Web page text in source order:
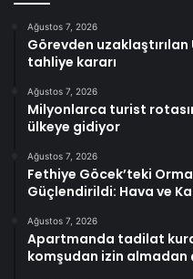
Ağustos 7, 2026
Görevden
tahliye kararı
Ağustos 7, 2026
Milyonlarca turist
ülkeye gidiyor
Ağustos 7, 2026
Fethiye Göcek’teki
Güçlendirildi: Hava ve
Ağustos 7, 2026
Apartmanda tadilat
komşudan izin almadan